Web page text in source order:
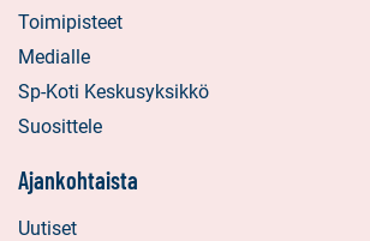
Toimipisteet
Medialle
Sp-Koti Keskusyksikkö
Suosittele
Ajankohtaista
Uutiset